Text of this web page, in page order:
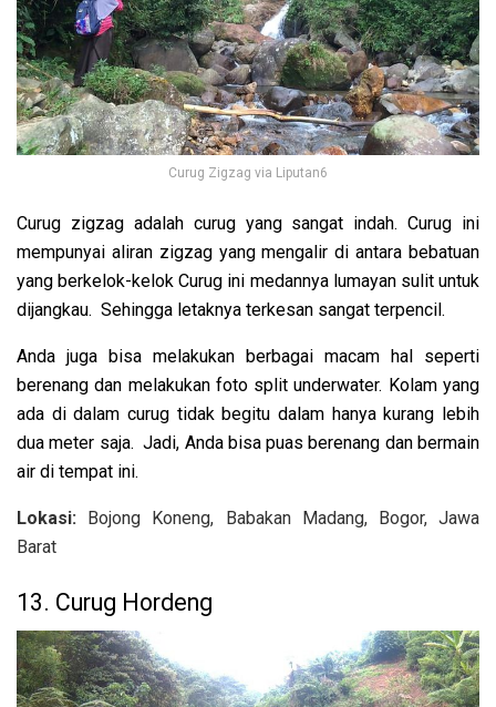
Curug Zigzag via Liputan6
Curug zigzag adalah curug yang sangat indah. Curug ini
mempunyai aliran zigzag yang mengalir di antara bebatuan
yang berkelok-kelok Curug ini medannya lumayan sulit untuk
dijangkau. Sehingga letaknya terkesan sangat terpencil.
Anda juga bisa melakukan berbagai macam hal seperti
berenang dan melakukan foto split underwater. Kolam yang
ada di dalam curug tidak begitu dalam hanya kurang lebih
dua meter saja. Jadi, Anda bisa puas berenang dan bermain
air di tempat ini.
Lokasi: Bojong Koneng, Babakan Madang, Bogor, Jawa
Barat
13. Curug Hordeng